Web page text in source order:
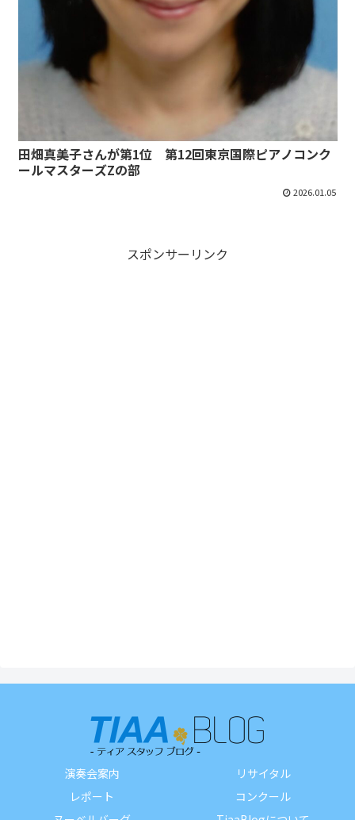
田畑真美子さんが第1位 第12回東京国際ピアノコンク
ールマスターズZの部
2026.01.05
スポンサーリンク
演奏会案内
リサイタル
レポート
コンクール